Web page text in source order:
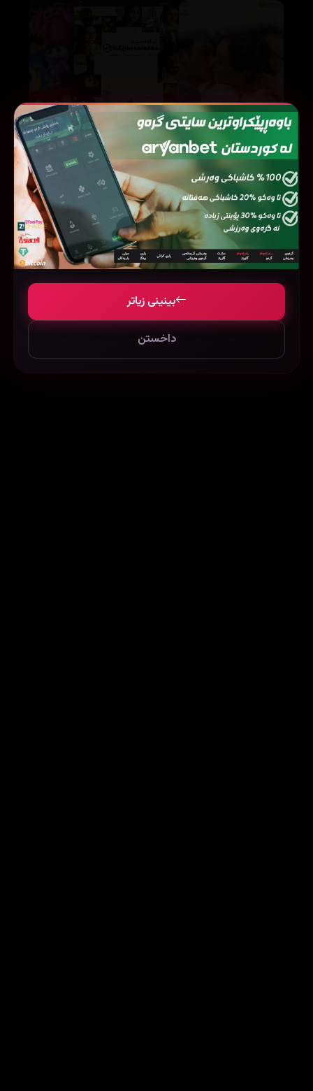
3-Iron (2004)
212660
Life In A Metro (2007)
27888
705159
بینینی زیاتر
داخستن